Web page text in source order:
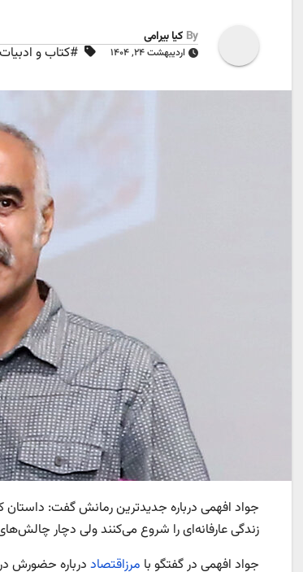
By کیا بیرامی
اردیبهشت ۲۴, ۱۴۰۴ #کتاب و ادبیات
جواد افهمی درباره جدیدترین رمانش گفت:
زندگی عارفانه‌ای را شروع می‌کنند ولی دچار
جواد افهمی در گفتگو با مرزاقتصاد درباره حضورش